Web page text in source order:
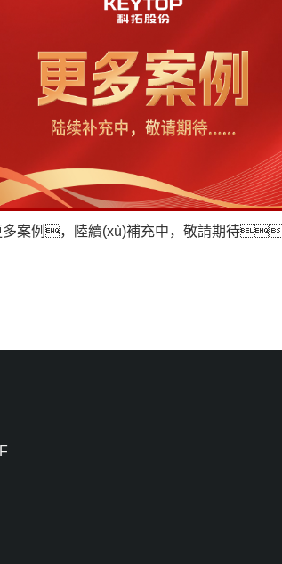
多案例，陸續(xù)補充中，敬請期待